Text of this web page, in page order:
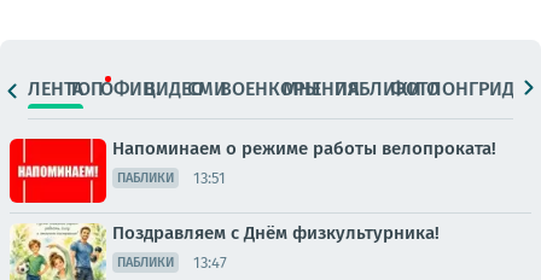
ЛЕНТАТОПОФИЦ.ВИДЕОСМИВОЕНКОРЫМНЕНИЯПАБЛИКИ
ФОТОЛОНГРИДЫ
Напоминаем о режиме работы велопроката!
ПАБЛИКИ 13:51
Поздравляем с Днём физкультурника!
ПАБЛИКИ 13:47